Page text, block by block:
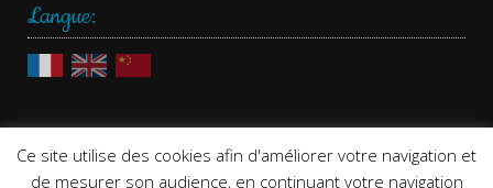
Langue:
Ce site utilise des cookies afin d'améliorer votre navigation et
de mesurer son audience, en continuant votre navigation